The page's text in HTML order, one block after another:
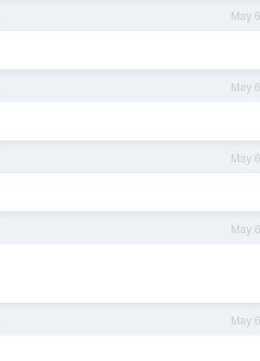
May 6
May 6
May 6
May 6
May 6